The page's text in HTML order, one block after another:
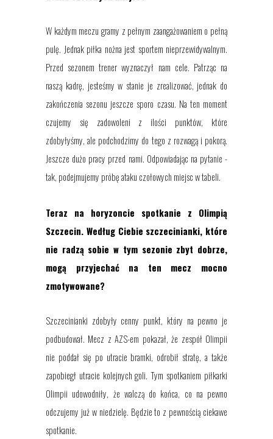
W każdym meczu gramy z pełnym zaangażowaniem o pełną
pulę. Jednak piłka nożna jest sportem nieprzewidywalnym.
Przed sezonem trener wyznaczył nam cele. Patrząc na
naszą kadrę, jesteśmy w stanie je zrealizować, jednak do
zakończenia sezonu jeszcze sporo czasu. Na ten moment
czujemy się zadowoleni z ilości punktów, które
zdobyłyśmy, ale podchodzimy do tego z rozwagą i pokorą.
Jeszcze dużo pracy przed nami. Odpowiadając na pytanie -
tak, podejmujemy próbę ataku czołowych miejsc w tabeli.
Teraz na horyzoncie spotkanie z Olimpią
Szczecin. Według Ciebie szczecinianki, które
nie radzą sobie w tym sezonie zbyt dobrze,
mogą przyjechać na ten mecz mocno
zmotywowane?
Szczecinianki zdobyły cenny punkt, który na pewno je
podbudował. Mecz z AZS-em pokazał, że zespół Olimpii
nie poddał się po utracie bramki, odrobił stratę, a także
zapobiegł utracie kolejnych goli. Tym spotkaniem piłkarki
Olimpii udowodniły, że walczą do końca, co na pewno
odczujemy już w niedzielę. Będzie to z pewnością ciekawe
spotkanie.